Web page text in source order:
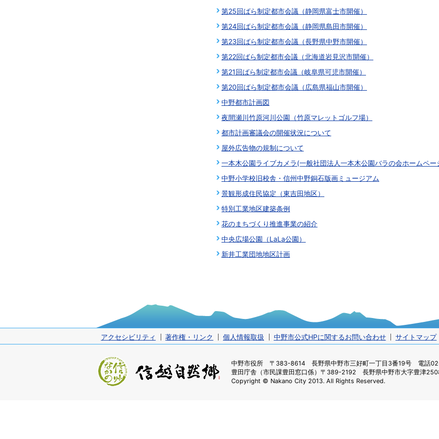
第25回ばら制定都市会議（静岡県富士市開催）
第24回ばら制定都市会議（静岡県島田市開催）
第23回ばら制定都市会議（長野県中野市開催）
第22回ばら制定都市会議（北海道岩見沢市開催）
第21回ばら制定都市会議（岐阜県可児市開催）
第20回ばら制定都市会議（広島県福山市開催）
中野都市計画図
夜間瀬川竹原河川公園（竹原マレットゴルフ場）
都市計画審議会の開催状況について
屋外広告物の規制について
一本木公園ライブカメラ(一般社団法人一本木公園バラの会ホームペー
中野小学校旧校舎・信州中野銅石版画ミュージアム
景観形成住民協定（東吉田地区）
特別工業地区建築条例
花のまちづくり推進事業の紹介
中央広場公園（LaLa公園）
新井工業団地地区計画
アクセシビリティ 著作権・リンク 個人情報取扱 中野市公式HPに関するお問い合わせ サイトマップ
中野市役所 〒383-8614 長野県中野市三好町一丁目3番19号 電話
豊田庁舎（市民課豊田窓口係） 〒389-2192 長野県中野市大字豊津
Copyright © Nakano City 2013. All Rights Reserved.